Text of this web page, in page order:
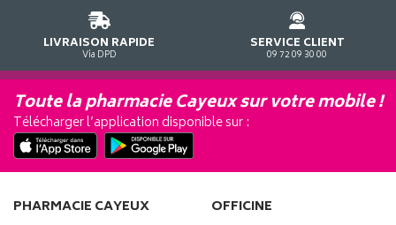
LIVRAISON RAPIDE
Via DPD
SERVICE CLIENT
09 72 09 30 00
Toute la pharmacie Cayeux sur votre mobile !
Télécharger l’application disponible sur :
PHARMACIE CAYEUX OFFICINE